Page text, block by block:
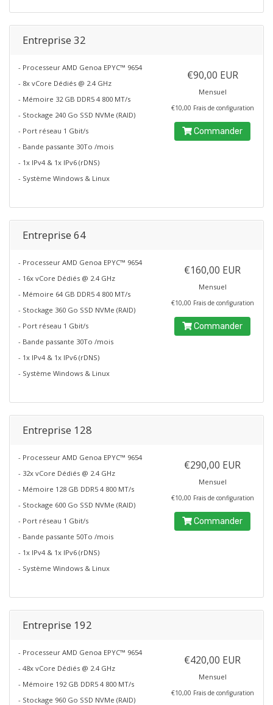
Entreprise 32
- Processeur AMD Genoa EPYC™ 9654
- 8x vCore Dédiés @ 2.4 GHz
- Mémoire 32 GB DDR5 4 800 MT/s
- Stockage 240 Go SSD NVMe (RAID)
- Port réseau 1 Gbit/s
- Bande passante 30To /mois
- 1x IPv4 & 1x IPv6 (rDNS)
- Système Windows & Linux
€90,00 EUR
Mensuel
€10,00 Frais de configuration
Commander
Entreprise 64
- Processeur AMD Genoa EPYC™ 9654
- 16x vCore Dédiés @ 2.4 GHz
- Mémoire 64 GB DDR5 4 800 MT/s
- Stockage 360 Go SSD NVMe (RAID)
- Port réseau 1 Gbit/s
- Bande passante 30To /mois
- 1x IPv4 & 1x IPv6 (rDNS)
- Système Windows & Linux
€160,00 EUR
Mensuel
€10,00 Frais de configuration
Commander
Entreprise 128
- Processeur AMD Genoa EPYC™ 9654
- 32x vCore Dédiés @ 2.4 GHz
- Mémoire 128 GB DDR5 4 800 MT/s
- Stockage 600 Go SSD NVMe (RAID)
- Port réseau 1 Gbit/s
- Bande passante 50To /mois
- 1x IPv4 & 1x IPv6 (rDNS)
- Système Windows & Linux
€290,00 EUR
Mensuel
€10,00 Frais de configuration
Commander
Entreprise 192
- Processeur AMD Genoa EPYC™ 9654
- 48x vCore Dédiés @ 2.4 GHz
- Mémoire 192 GB DDR5 4 800 MT/s
- Stockage 960 Go SSD NVMe (RAID)
€420,00 EUR
Mensuel
€10,00 Frais de configuration